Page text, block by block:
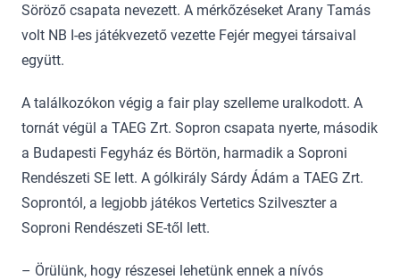
Söröző csapata nevezett. A mérkőzéseket Arany Tamás
volt NB I-es játékvezető vezette Fejér megyei társaival
együtt.
A találkozókon végig a fair play szelleme uralkodott. A
tornát végül a TAEG Zrt. Sopron csapata nyerte, második
a Budapesti Fegyház és Börtön, harmadik a Soproni
Rendészeti SE lett. A gólkirály Sárdy Ádám a TAEG Zrt.
Soprontól, a legjobb játékos Vertetics Szilveszter a
Soproni Rendészeti SE-től lett.
– Örülünk, hogy részesei lehetünk ennek a nívós